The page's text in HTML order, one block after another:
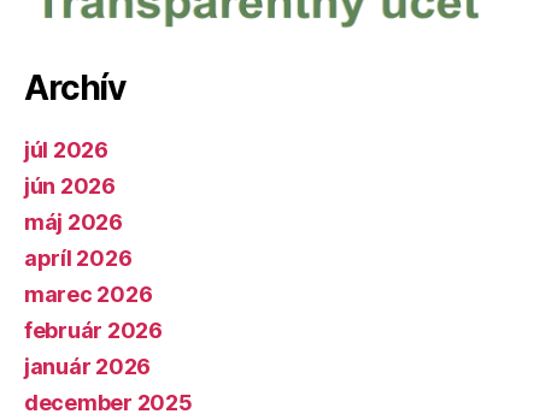
Archív
júl 2026
jún 2026
máj 2026
apríl 2026
marec 2026
február 2026
január 2026
december 2025